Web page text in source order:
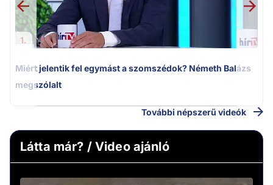
1.
Miért jelentik fel egymást a szomszédok? Németh Balázs
megszólalt
További népszerű videók
Látta már? / Video ajánló